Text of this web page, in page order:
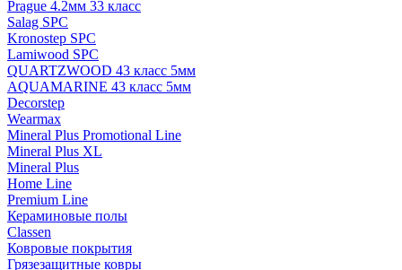
Prague 4.2мм 33 класс
Salag SPC
Kronostep SPC
Lamiwood SPC
QUARTZWOOD 43 класс 5мм
AQUAMARINE 43 класс 5мм
Decorstep
Wearmax
Mineral Plus Promotional Line
Mineral Plus XL
Mineral Plus
Home Line
Premium Line
Кераминовые полы
Classen
Ковровые покрытия
Грязезащитные ковры